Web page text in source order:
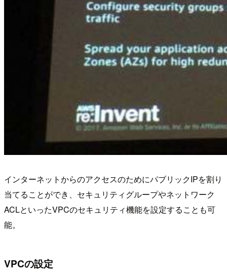
インターネットからのアクセスのためにパブリックIPを割り
当てることができ、セキュリティグループやネットワーク
ACLといったVPCのセキュリティ機能を設定することも可
能。
VPCの設定